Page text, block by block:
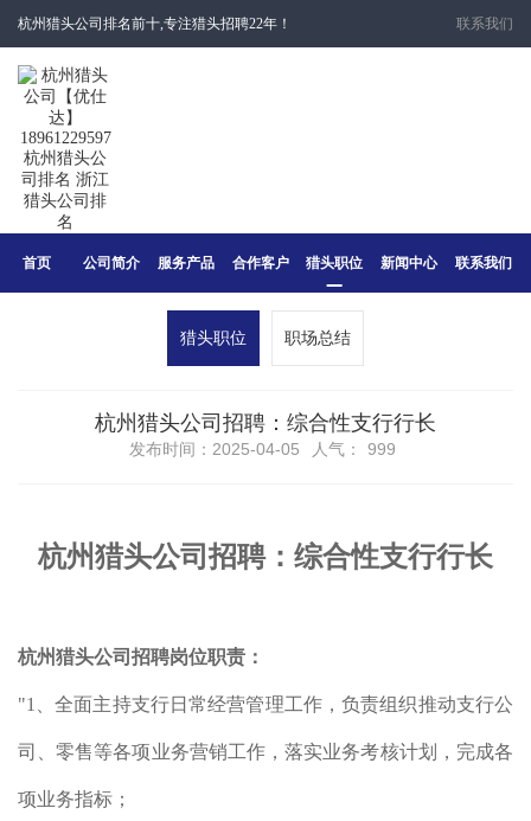
杭州猎头公司排名前十,专注猎头招聘22年！ 联系我们
首页 公司简介 服务产品 合作客户 猎头职位 新闻中心 联系我们
猎头职位 职场总结
杭州猎头公司招聘：综合性支行行长
发布时间：2025-04-05 人气： 999
杭州猎头公司招聘：综合性支行行长
杭州猎头公司招聘岗位职责：
"1、全面主持支行日常经营管理工作，负责组织推动支行公
司、零售等各项业务营销工作，落实业务考核计划，完成各
项业务指标；